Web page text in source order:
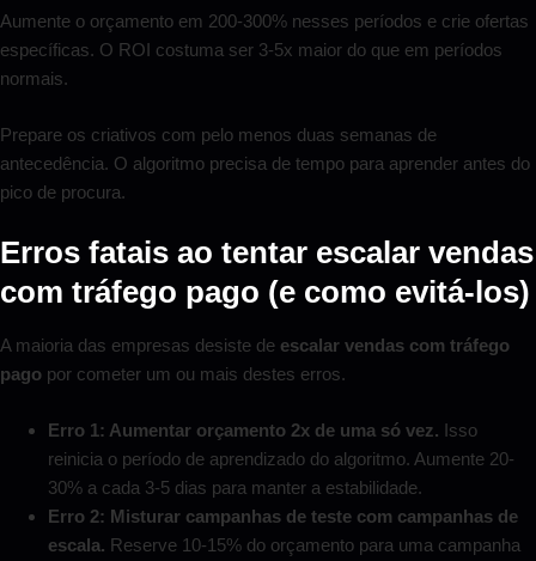
Aumente o orçamento em 200-300% nesses períodos e crie ofertas
específicas. O ROI costuma ser 3-5x maior do que em períodos
normais.
Prepare os criativos com pelo menos duas semanas de
antecedência. O algoritmo precisa de tempo para aprender antes do
pico de procura.
Erros fatais ao tentar escalar vendas
com tráfego pago (e como evitá-los)
A maioria das empresas desiste de escalar vendas com tráfego
pago por cometer um ou mais destes erros.
Erro 1: Aumentar orçamento 2x de uma só vez. Isso
reinicia o período de aprendizado do algoritmo. Aumente 20-
30% a cada 3-5 dias para manter a estabilidade.
Erro 2: Misturar campanhas de teste com campanhas de
escala. Reserve 10-15% do orçamento para uma campanha